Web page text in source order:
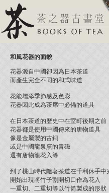
和風花器的面貌
花器源自中國卻因為日本茶道
而產生完全不同的和式味道
花能增添季節感及色彩
花器因此成為茶席中必備的道具
在日本茶道的歷史中在室町後期之前
花器都是使用中國傳來的唐物道具
像是金屬製的古銅
或是中國龍泉窯的青磁
還有唐物籠花入等
到了桃山時代隨著茶道在千利休手中
開始出現將竹子割開切口作為花入
一重切、二重切等以竹筒製成的形狀